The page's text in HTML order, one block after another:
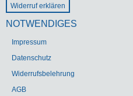
Widerruf erklären
NOTWENDIGES
Impressum
Datenschutz
Widerrufsbelehrung
AGB